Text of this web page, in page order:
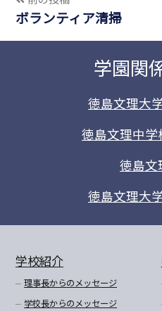
ボランティア清掃
学園関
徳島文理大
徳島文理中
徳島文
徳島文理大
学校紹介
理事長からのメッセージ
学校長からのメッセージ